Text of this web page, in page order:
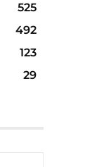
525
492
123
29